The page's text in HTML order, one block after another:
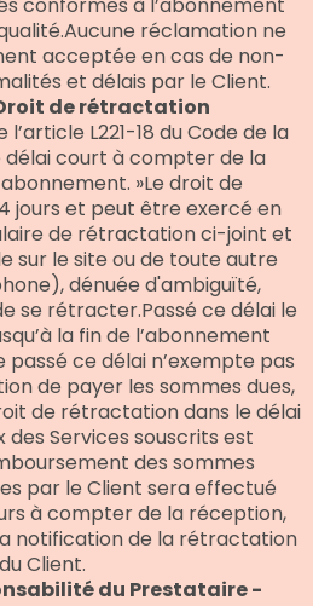
réclamation ne
acceptée en cas de non-
et délais par le Client.
Droit de rétractation
L221-18 du Code de la
délai court à compter de la
»Le droit de
jours et peut être exercé en
de rétractation ci-joint et
sur le site ou de toute autre
dénuée d'ambiguïté,
se rétracter.Passé ce délai le
la fin de l’abonnement
ce délai n’exempte pas
de payer les sommes dues,
de rétractation dans le délai
des Services souscrits est
des sommes
par le Client sera effectué
à compter de la réception,
notification de la rétractation
du Client.
du Prestataire -